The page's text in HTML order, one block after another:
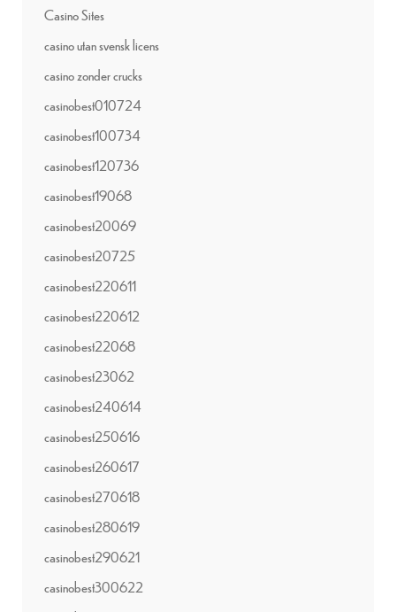
Casino Sites
casino utan svensk licens
casino zonder crucks
casinobest010724
casinobest100734
casinobest120736
casinobest19068
casinobest20069
casinobest20725
casinobest220611
casinobest220612
casinobest22068
casinobest23062
casinobest240614
casinobest250616
casinobest260617
casinobest270618
casinobest280619
casinobest290621
casinobest300622